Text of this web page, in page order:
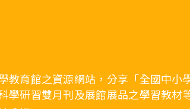
教育館之資源網站，分享「全國中小
學研習雙月刊及展館展品之學習教材